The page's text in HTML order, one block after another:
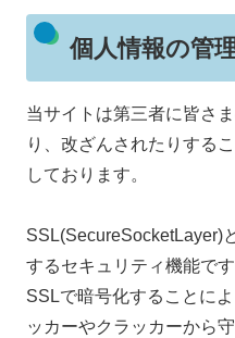
個人情報の管
当サイトは第三者に皆さ
り、改ざんされたりする
しております。
SSL(SecureSocketLayer)
するセキュリティ機能です
SSLで暗号化することに
ッカーやクラッカーから